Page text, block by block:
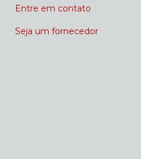
Entre em contato
Seja um fornecedor